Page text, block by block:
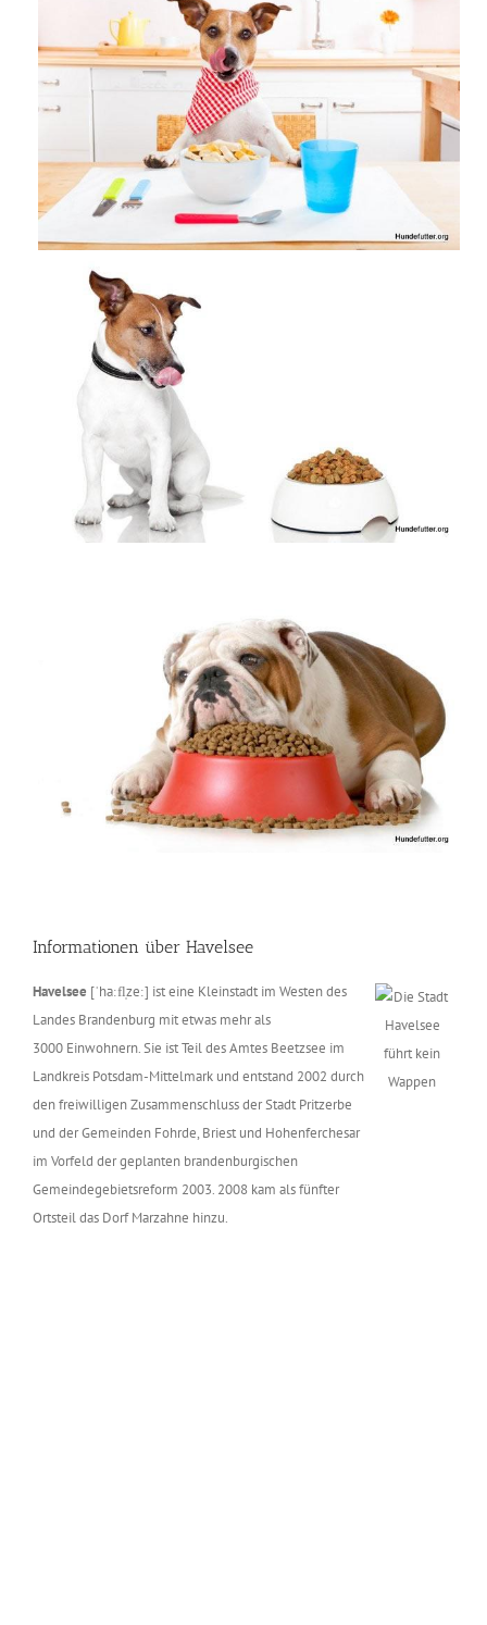
Informationen über Havelsee
Havelsee [ˈhaːfl̩zeː] ist eine Kleinstadt im Westen des
Landes Brandenburg mit etwas mehr als
3000 Einwohnern. Sie ist Teil des Amtes Beetzsee im
Landkreis Potsdam-Mittelmark und entstand 2002 durch
den freiwilligen Zusammenschluss der Stadt Pritzerbe
und der Gemeinden Fohrde, Briest und Hohenferchesar
im Vorfeld der geplanten brandenburgischen
Gemeindegebietsreform 2003. 2008 kam als fünfter
Ortsteil das Dorf Marzahne hinzu.